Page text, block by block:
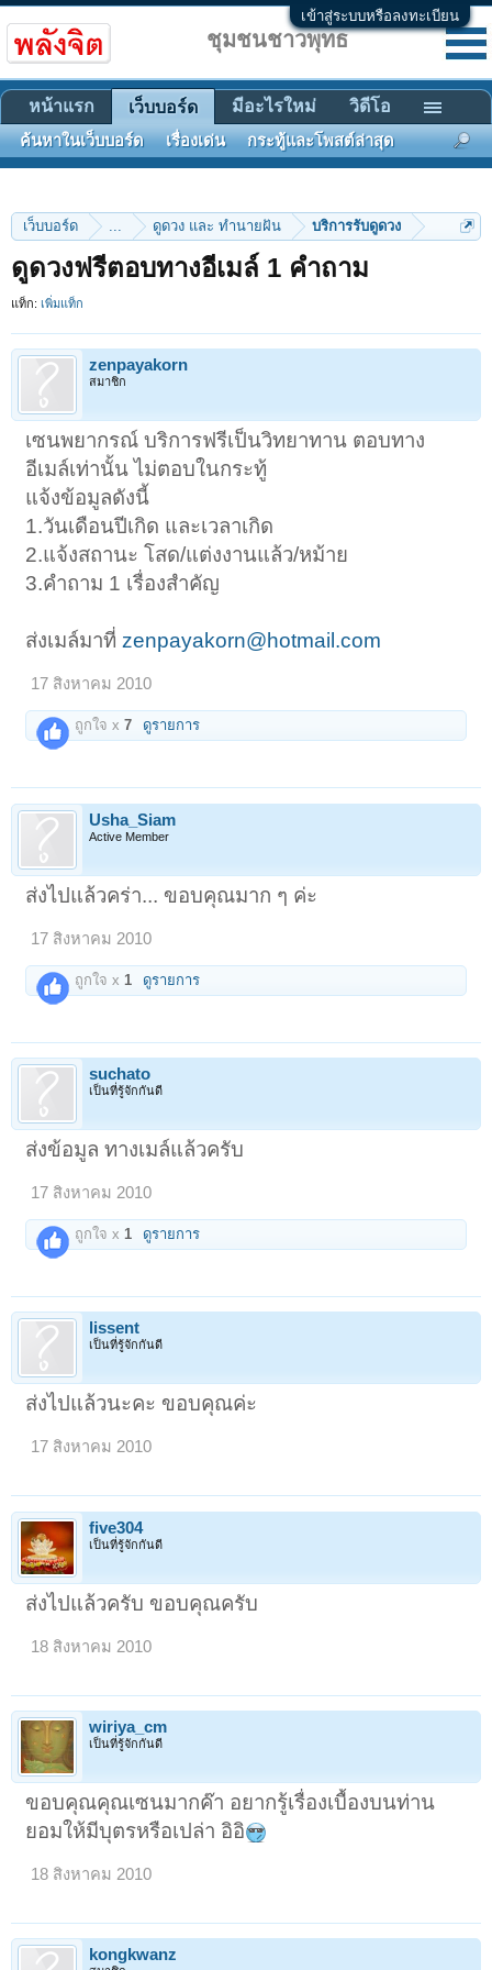
เข้าสู่ระบบหรือลงทะเบียน
เว็บบอร์ด ... ดูดวง และ ทำนายฝัน บริการรับดูดวง
ดูดวงฟรีตอบทางอีเมล์ 1 คำถาม
แท็ก: เพิ่มแท็ก
zenpayakorn
สมาชิก
เซนพยากรณ์ บริการฟรีเป็นวิทยาทาน ตอบทาง
อีเมล์เท่านั้น ไม่ตอบในกระทู้
แจ้งข้อมูลดังนี้
1.วันเดือนปีเกิด และเวลาเกิด
2.แจ้งสถานะ โสด/แต่งงานแล้ว/หม้าย
3.คำถาม 1 เรื่องสำคัญ
ส่งเมล์มาที่zenpayakorn@hotmail.com
17 สิงหาคม 2010
ถูกใจ x7 ดูรายการ
Usha_Siam
Active Member
ส่งไปแล้วคร่า... ขอบคุณมาก ๆ ค่ะ
17 สิงหาคม 2010
ถูกใจ x 1 ดูรายการ
suchato
เป็นที่รู้จักกันดี
ส่งข้อมูล ทางเมล์แล้วครับ
17 สิงหาคม 2010
ถูกใจ x 1 ดูรายการ
lissent
เป็นที่รู้จักกันดี
ส่งไปแล้วนะคะ ขอบคุณค่ะ
17 สิงหาคม 2010
five304
เป็นที่รู้จักกันดี
ส่งไปแล้วครับ ขอบคุณครับ
18 สิงหาคม 2010
wiriya_cm
เป็นที่รู้จักกันดี
ขอบคุณคุณเซนมากค๊า อยากรู้เรื่องเบื้องบนท่าน
ยอมให้มีบุตรหรือเปล่า อิอิ
18 สิงหาคม 2010
kongkwanz
ชุมชนชาวพุทธ
หน้าแรก เว็บบอร์ด
ค้นหาในเว็บบอร์ด เรื่องเด่น กระทู้และโพสต์ล่าสุด
มีอะไรใหม่ วิดีโอ